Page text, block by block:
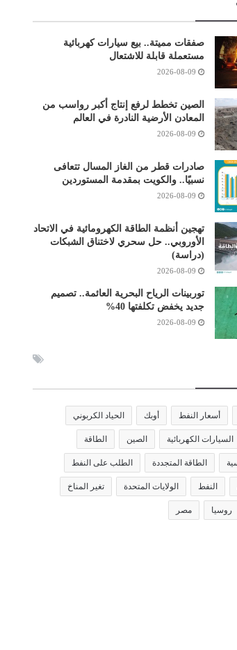
صفقات مميتة.. بيع سيارات كهربائية
مستعملة قابلة للاشتعال
2026-08-09
الصين تخطط لرفع إنتاج أكبر رواسب من
المعادن الأرضية النادرة في العالم
2026-08-09
صادرات قطر من الغاز المسال تتعافى
نسبيًا.. والكويت بمقدمة المستوردين
2026-08-09
تهجين أنظمة الطاقة الكهرومائية في الاتحاد
الأوروبي.. حل سحري لاختناق الشبكات
(دراسة)
2026-08-09
توربينات الرياح البحرية العائمة.. تصميم
جديد يخفض تكلفتها 40%
2026-08-09
أسعار النفط أوبك الحياد الكربوني
السيارات الكهربائية الصين الطاقة
الطاقة المتجددة الطلب على النفط
النفط الولايات المتحدة تغير المناخ
روسيا مصر